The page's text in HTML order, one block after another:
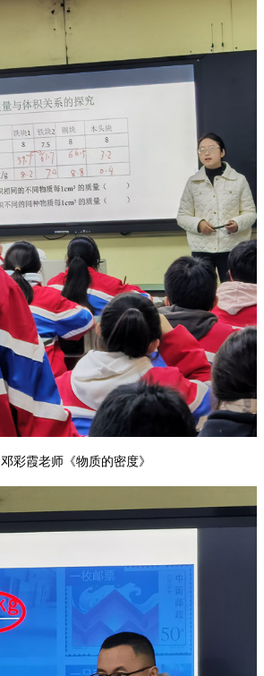
邓彩霞老师《物质的密度》